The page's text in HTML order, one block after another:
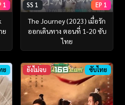
1
ย
SS 1 EP 1
The Journey (2023) เมื่อรัก
ออกเดินทาง ตอนที่ 1-20 ซับ
ไทย
ย ยังไม่จบ ซับไทย